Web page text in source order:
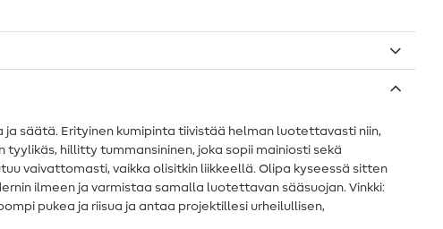
säätä. Erityinen kumipinta tiivistää helman luotettavasti niin,
hillitty tummansininen, joka sopii mainiosti sekä
vaivattomasti, vaikka olisitkin liikkeellä. Olipa kyseessä sitten
ilmeen ja varmistaa samalla luotettavan sääsuojan. Vinkki:
pukea ja riisua ja antaa projektillesi urheilullisen,